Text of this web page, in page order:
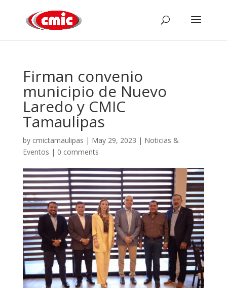
Firman convenio
municipio de Nuevo
Laredo y CMIC
Tamaulipas
by cmictamaulipas | May 29, 2023 | Noticias &
Eventos | 0 comments